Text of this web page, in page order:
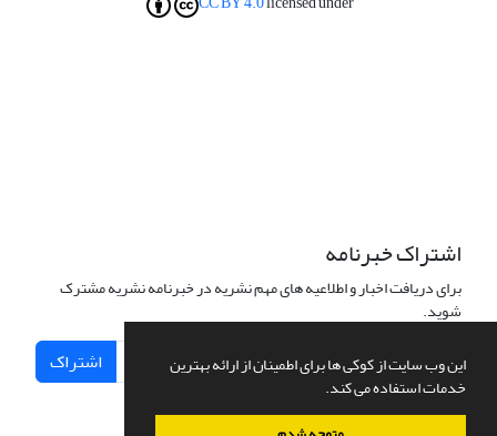
این وب سایت از کوکی ها برای اطمینان از ارائه بهترین
خدمات استفاده می کند.
اشتراک خبرنامه
برای دریافت اخبار و اطلاعیه های مهم نشریه در خبرنامه نشریه مشترک
شوید.
اشتراک